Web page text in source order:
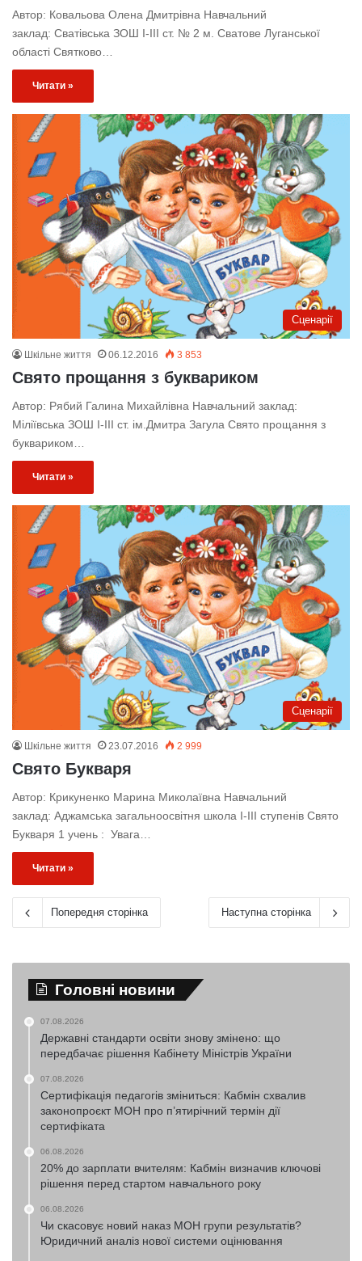
Автор: Ковальова Олена Дмитрівна Навчальний
заклад: Сватівська ЗОШ І-ІІІ ст. № 2 м. Сватове Луганської
області Святково…
Читати »
Сценарії
Шкільне життя 06.12.2016 3 853
Свято прощання з буквариком
Автор: Рябий Галина Михайлівна Навчальний заклад:
Міліївська ЗОШ I-III ст. ім.Дмитра Загула Свято прощання з
буквариком…
Читати »
Сценарії
Шкільне життя 23.07.2016 2 999
Свято Букваря
Автор: Крикуненко Марина Миколаївна Навчальний
заклад: Аджамська загальноосвітня школа І-ІІІ ступенів Свято
Букваря 1 учень : Увага…
Читати »
Попередня сторінка Наступна сторінка
Головні новини
07.08.2026
Державні стандарти освіти знову змінено: що
передбачає рішення Кабінету Міністрів України
07.08.2026
Сертифікація педагогів зміниться: Кабмін схвалив
законопроєкт МОН про п’ятирічний термін дії
сертифіката
06.08.2026
20% до зарплати вчителям: Кабмін визначив ключові
рішення перед стартом навчального року
06.08.2026
Чи скасовує новий наказ МОН групи результатів?
Юридичний аналіз нової системи оцінювання